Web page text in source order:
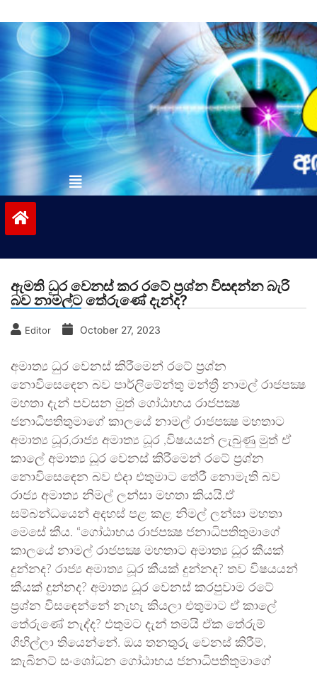
to
contentvinivida.lk
ඇමති ධුර වෙනස් කර රටේ ප්‍රශ්න විසඳන්න බැරි
බව නාමල්ට තේරුණේ දැන්ද?
Editor October 27, 2023
අමාත්‍ය ධුර වෙනස් කිරීමෙන් රටේ ප්‍රශ්න
නොවිසෙඳෙන බව පාර්ලිමේන්තු මන්ත්‍රී නාමල් රාජපක්‍ෂ
මහතා දැන් පවසන මුත් ගෝඨාභය රාජපක්‍ෂ
ජනාධිපතිතුමාගේ කාලයේ නාමල් රාජපක්‍ෂ මහතාට
අමාත්‍ය ධූර,රාජ්‍ය අමාත්‍ය ධූර ,විෂයයන් ලැබුණු මුත් ඒ
කාලේ අමාත්‍ය ධූර වෙනස් කිරීමෙන් රටේ ප්‍රශ්න
නොවිසෙඳෙන බව එදා එතුමාට තේරී නොමැති බව
රාජ්‍ය අමාත්‍ය නිමල් ලන්සා මහතා කියයි.ඒ
සම්බන්ධයෙන් අදහස් පළ කළ නිමල් ලන්සා මහතා
මෙසේ කීය. “ගෝඨාභය රාජපක්‍ෂ ජනාධිපතිතුමාගේ
කාලයේ නාමල් රාජපක්‍ෂ මහතාට අමාත්‍ය ධූර කීයක්
දුන්නද? රාජ්‍ය අමාත්‍ය ධූර කීයක් දුන්නද? තව විෂයයන්
කීයක් දුන්නද? අමාත්‍ය ධූර වෙනස් කරපුවාම රටේ
ප්‍රශ්න විසඳෙන්නේ නැහැ කියලා එතුමාට ඒ කාලේ
තේරුණේ නැද්ද? එතුමට දැන් තමයි ඒක තේරුම්
ගිහිල්ලා තියෙන්නේ. ඔය තනතුරු වෙනස් කිරීම්,
කැබිනට් සංශෝධන ගෝඨාභය ජනාධිපතිතුමාගේ